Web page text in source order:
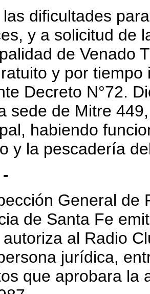
las dificultades
y a solicitud de
de Venado
y por
Decreto N°72.
sede de Mitre
habiendo
y la pescadería
General de
de Santa Fe
al Radio
jurídica,
que aprobara la